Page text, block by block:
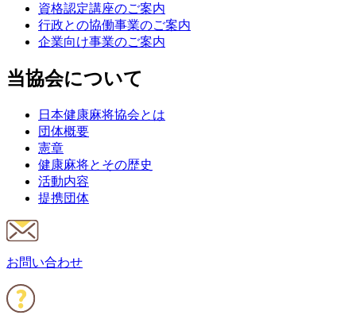
資格認定講座のご案内
行政との協働事業のご案内
企業向け事業のご案内
当協会について
日本健康麻将協会とは
団体概要
憲章
健康麻将とその歴史
活動内容
提携団体
お問い合わせ